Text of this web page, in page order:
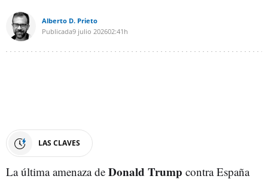
Alberto D. Prieto
Publicada9 julio 202602:41h
LAS CLAVES
La última amenaza de Donald Trump contra España